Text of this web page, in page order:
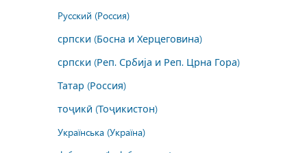
Русский (Россия)
српски (Босна и Херцеговина)
српски (Реп. Србија и Реп. Црна Гора)
Татар (Россия)
тоҷикӣ (Тоҷикистон)
Українська (Україна)